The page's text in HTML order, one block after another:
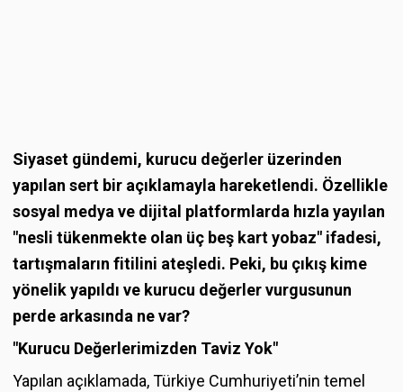
Siyaset gündemi, kurucu değerler üzerinden
yapılan sert bir açıklamayla hareketlendi. Özellikle
sosyal medya ve dijital platformlarda hızla yayılan
"nesli tükenmekte olan üç beş kart yobaz" ifadesi,
tartışmaların fitilini ateşledi. Peki, bu çıkış kime
yönelik yapıldı ve kurucu değerler vurgusunun
perde arkasında ne var?
"Kurucu Değerlerimizden Taviz Yok"
Yapılan açıklamada, Türkiye Cumhuriyeti’nin temel